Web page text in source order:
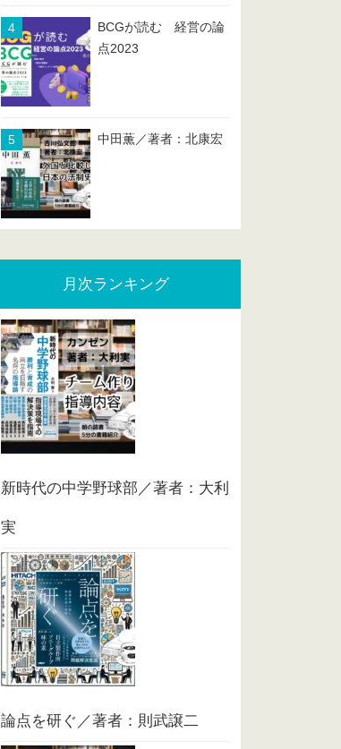
BCGが読む 経営の論
点2023
中田薫／著者：北康宏
月次ランキング
新時代の中学野球部／著者：大利
実
論点を研ぐ／著者：則武譲二